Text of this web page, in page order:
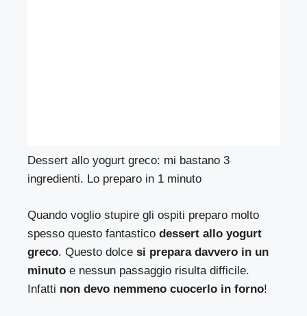
Dessert allo yogurt greco: mi bastano 3
ingredienti. Lo preparo in 1 minuto
Quando voglio stupire gli ospiti preparo molto
spesso questo fantasticodessert allo yogurt
greco. Questo dolcesi prepara davvero in un
minuto e nessun passaggio risulta difficile.
Infatti non devo nemmeno cuocerlo in forno!